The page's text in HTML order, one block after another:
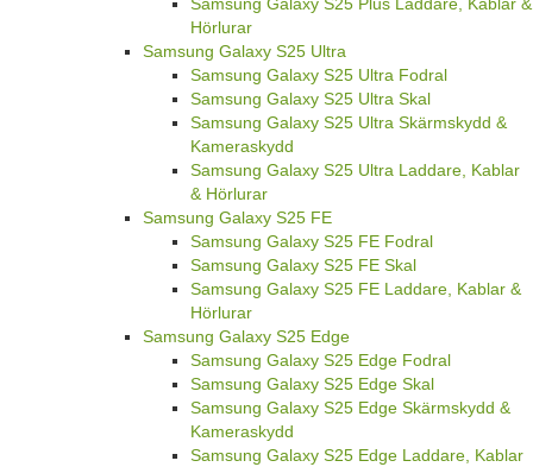
Samsung Galaxy S25 Plus Laddare, Kablar &
Hörlurar
Samsung Galaxy S25 Ultra
Samsung Galaxy S25 Ultra Fodral
Samsung Galaxy S25 Ultra Skal
Samsung Galaxy S25 Ultra Skärmskydd &
Kameraskydd
Samsung Galaxy S25 Ultra Laddare, Kablar
& Hörlurar
Samsung Galaxy S25 FE
Samsung Galaxy S25 FE Fodral
Samsung Galaxy S25 FE Skal
Samsung Galaxy S25 FE Laddare, Kablar &
Hörlurar
Samsung Galaxy S25 Edge
Samsung Galaxy S25 Edge Fodral
Samsung Galaxy S25 Edge Skal
Samsung Galaxy S25 Edge Skärmskydd &
Kameraskydd
Samsung Galaxy S25 Edge Laddare, Kablar